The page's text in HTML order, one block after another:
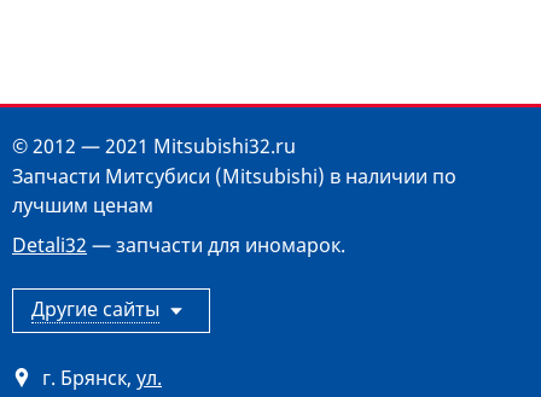
© 2012 — 2021 Mitsubishi32.ru
Запчасти Митсубиси (Mitsubishi) в наличии по
лучшим ценам
Detali32 — запчасти для иномарок.
Другие сайты
г. Брянск, ул.